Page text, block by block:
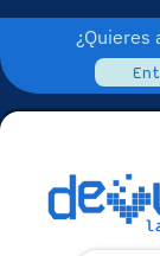
¿Quieres